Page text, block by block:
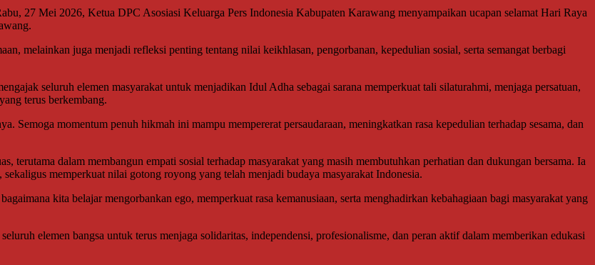
27 Mei 2026, Ketua DPC Asosiasi Keluarga Pers Indonesia Kabupaten Karawang menyampaikan ucapan selamat Hari Raya
melainkan juga menjadi refleksi penting tentang nilai keikhlasan, pengorbanan, kepedulian sosial, serta semangat berbagi
seluruh elemen masyarakat untuk menjadikan Idul Adha sebagai sarana memperkuat tali silaturahmi, menjaga persatuan,
terus berkembang.
Semoga momentum penuh hikmah ini mampu mempererat persaudaraan, meningkatkan rasa kepedulian terhadap sesama, dan
terutama dalam membangun empati sosial terhadap masyarakat yang masih membutuhkan perhatian dan dukungan bersama. Ia
memperkuat nilai gotong royong yang telah menjadi budaya masyarakat Indonesia.
kita belajar mengorbankan ego, memperkuat rasa kemanusiaan, serta menghadirkan kebahagiaan bagi masyarakat yang
elemen bangsa untuk terus menjaga solidaritas, independensi, profesionalisme, dan peran aktif dalam memberikan edukasi